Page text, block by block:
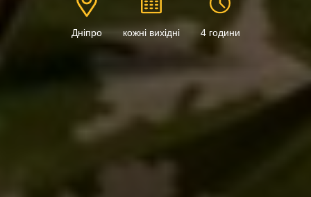
Дніпро кожні вихідні 4 години